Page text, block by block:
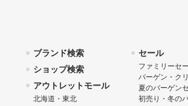
ブランド検索
ショップ検索
アウトレットモール
北海道・東北
セール
ファミリーセ
バーゲン・ク
夏のバーゲン
初売り・冬の